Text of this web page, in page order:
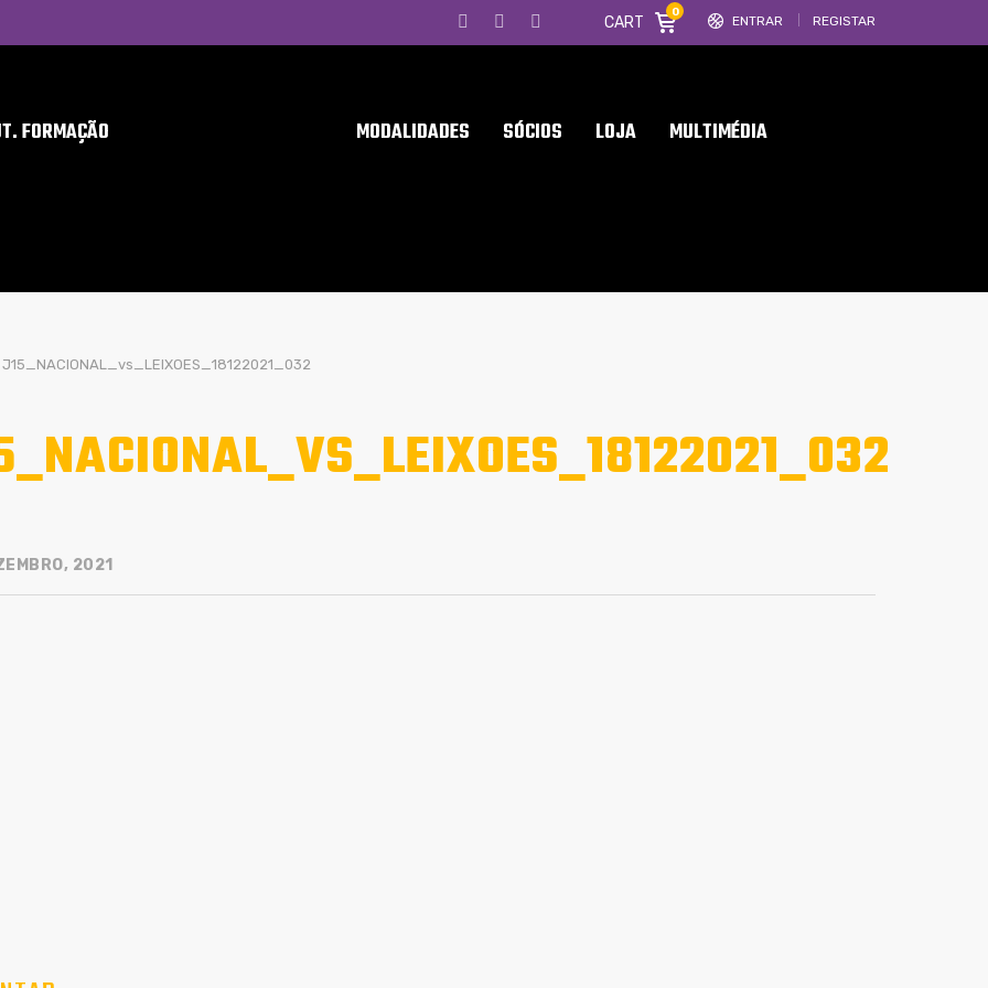
ENTRAR REGISTAR
CART
0
FORMAÇÃO MODALIDADES SÓCIOS LOJA MULTIMÉDIA
J15_NACIONAL_vs_LEIXOES_18122021_032
2021